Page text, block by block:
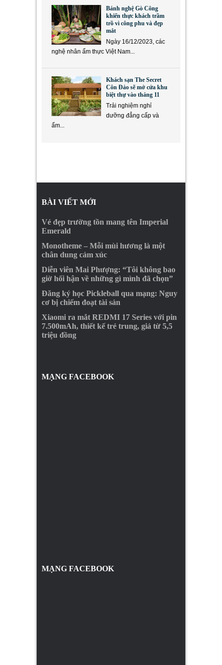
Bánh nghệ Gò Công
khiến thực khách trầm
trồ vì công phu và đẹp
mắt
Ngày 16/12/2023, các
nghệ nhân ẩm thực Việt Nam...
Khách sạn The Secret
Côn Đảo sẽ mở cửa khu
biệt thự vào tháng 11
Trải nghiệm nghỉ
dưỡng đẳng cấp và
ẩm...
BÀI VIẾT MỚI
Vẻ đẹp trường tồn mang tên Imperial
Emerald
Monotheme – Mỗi mùi hương là một
chân dung cảm xúc
Diễn viên Mai Phượng: “Tôi không bao
giờ hối hận về những gì mình đã chọn”
Đăng ký học Pickleball qua mạng: Nguy
cơ bị chiếm đoạt tài sản
Xiaomi ra mắt REDMI 17 Series với pin
7.500mAh, thiết kế trẻ trung, giá từ 5,5
triệu đồng
MẠNG FACEBOOK
MẠNG FACEBOOK